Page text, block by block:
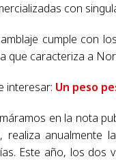
con
cumple con
que caracteriza a
interesar: Un peso
en la nota
realiza anualmente
Este año, los dos